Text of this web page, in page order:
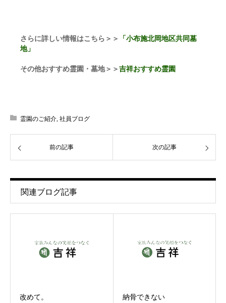
さらに詳しい情報はこちら＞＞
「小布施北岡地区共同墓
地」
その他おすすめ霊園・墓地＞＞吉祥おすすめ霊園
霊園のご紹介, 社員ブログ
前の記事 次の記事
関連ブログ記事
改めて。 納骨できない